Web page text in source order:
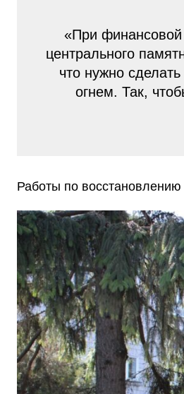
«При финансовой
центрального
что нужно
огнем. Так,
Работы по